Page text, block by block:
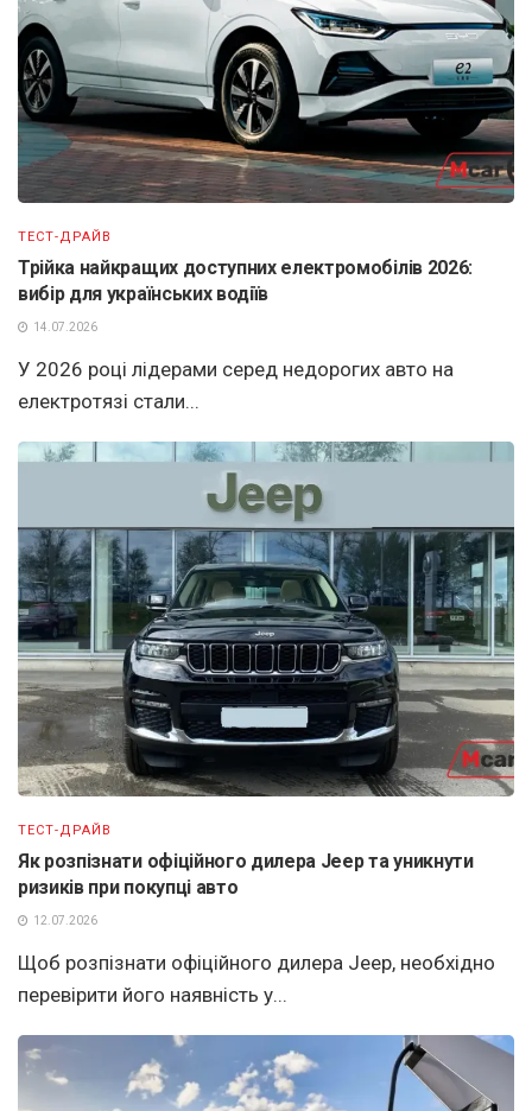
ТЕСТ-ДРАЙВ
Трійка найкращих доступних електромобілів 2026:
вибір для українських водіїв
14.07.2026
У 2026 році лідерами серед недорогих авто на
електротязі стали...
ТЕСТ-ДРАЙВ
Як розпізнати офіційного дилера Jeep та уникнути
ризиків при покупці авто
12.07.2026
Щоб розпізнати офіційного дилера Jeep, необхідно
перевірити його наявність у...